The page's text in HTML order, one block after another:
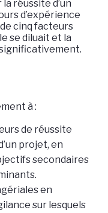
réussite d’un
d’expérience
cinq facteurs
se diluait et la
à :
de réussite
projet, en
secondaires
en
sur lesquels